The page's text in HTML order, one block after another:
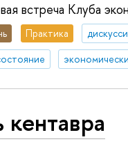
встреча Клуба
Практика
кентавра